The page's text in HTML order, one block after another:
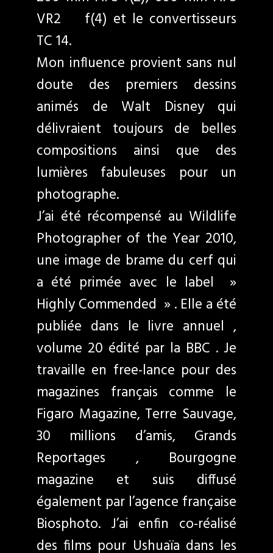
VR2 f(4) et le convertisseurs
TC 14.
Mon influence provient sans nul
doute des premiers dessins
animés de Walt Disney qui
délivraient toujours de belles
compositions ainsi que des
lumières fabuleuses pour un
photographe.
J’ai été récompensé au Wildlife
Photographer of the Year 2010,
une image de brame du cerf qui
a été primée avec le label »
Highly Commended » . Elle a été
publiée dans le livre annuel ,
volume 20 édité par la BBC . Je
travaille en free-lance pour des
magazines français comme le
Figaro Magazine, Terre Sauvage,
30 millions d’amis, Grands
Reportages , Bourgogne
magazine et suis diffusé
également par l’agence française
Biosphoto. J’ai enfin co-réalisé
des films pour Ushuaïa dans les